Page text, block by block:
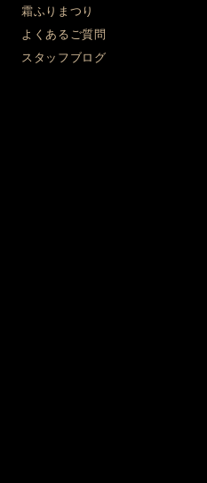
霜ふりまつり
よくあるご質問
スタッフブログ